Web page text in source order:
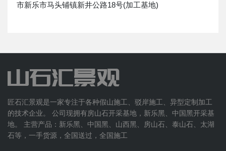
市新乐市马头铺镇新井公路18号(加工基地)
匠石汇景观是一家专注于各种假山施工、驳岸施工、异型定制加工
的技术企业。 公司现拥有房山石开采基地，新乐黑、中国黑开采基
地。 主营产品：新乐黑、中国黑、山西黑、房山石、泰山石、太湖
石等，一手货源，全国送过，全国施工